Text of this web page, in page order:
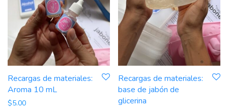
Recargas de materiales:
Aroma 10 mL
$5.00
Recargas de materiales:
base de jabón de
glicerina